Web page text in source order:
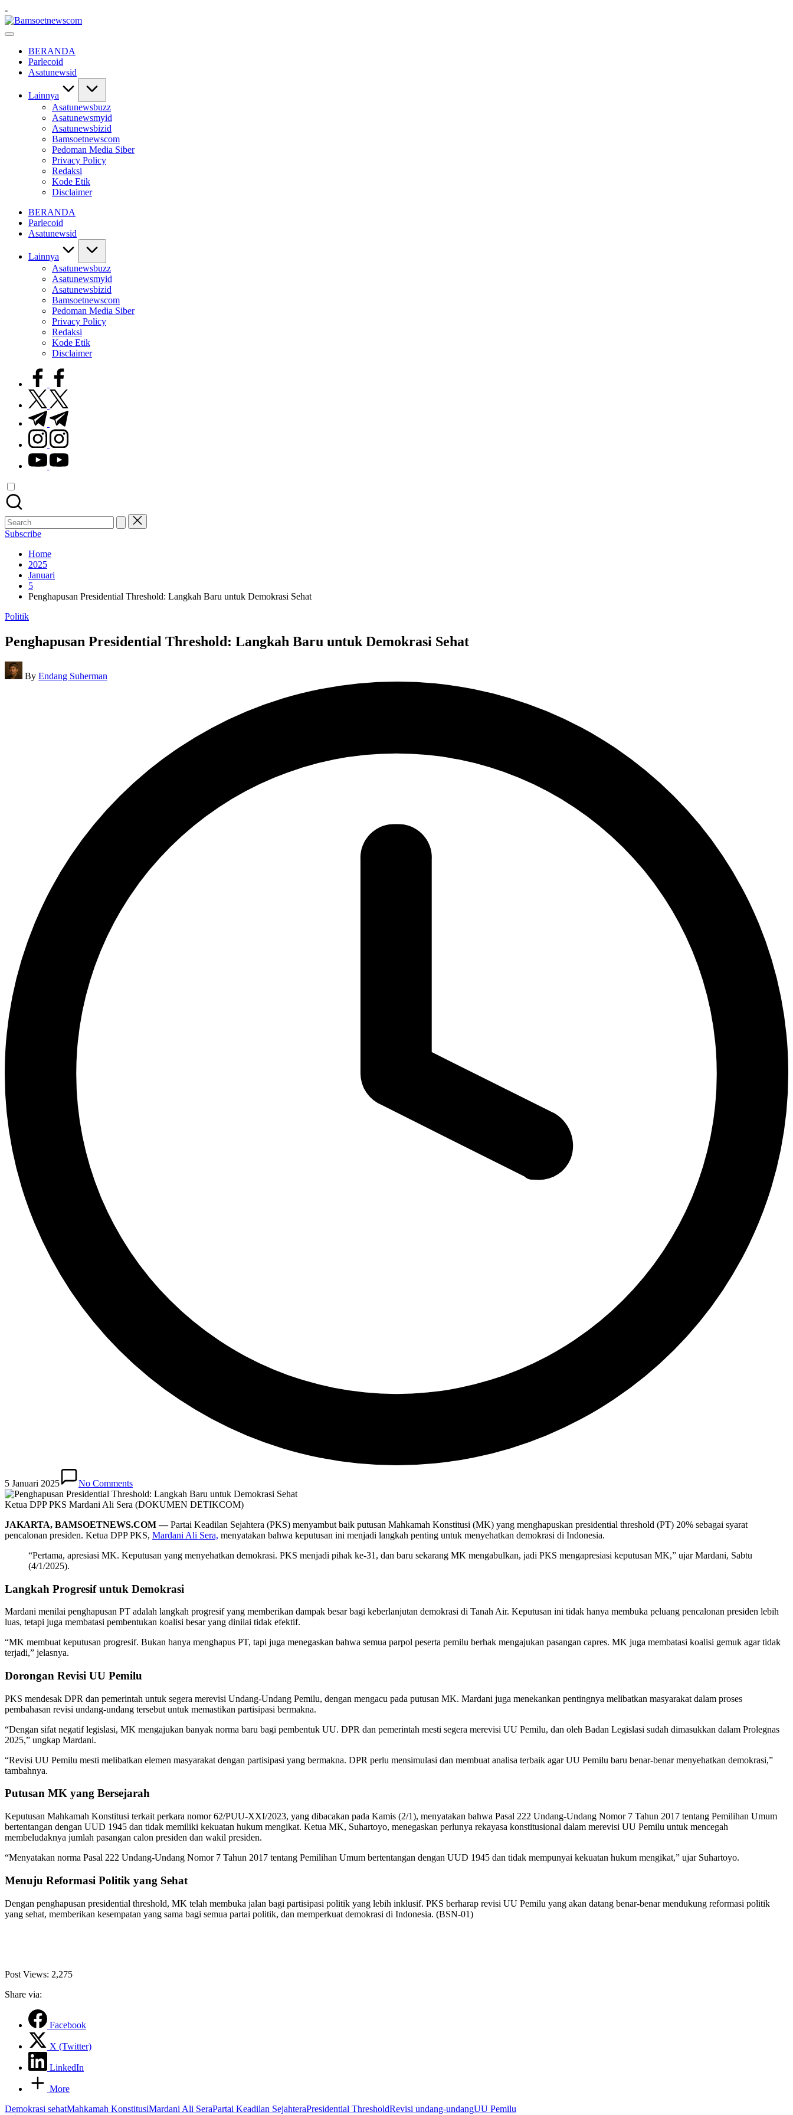
Skip
to
content
-
Bamsoetnewscom
Berita
MobilitasBERANDA
Parlecoid
Asatunewsid
Lainnya
Asatunewsbuzz
Asatunewsmyid
Asatunewsbizid
Bamsoetnewscom
Pedoman Media Siber
Privacy Policy
Redaksi
Kode Etik
Disclaimer
BERANDA
Parlecoid
Asatunewsid
Lainnya
Asatunewsbuzz
Asatunewsmyid
Asatunewsbizid
Bamsoetnewscom
Pedoman Media Siber
Privacy Policy
Redaksi
Kode Etik
Disclaimer
facebook.com
twitter.com
t.me
instagram.com
youtube.com
Search
for:
Subscribe
Home
2025
Januari
5
Penghapusan Presidential Threshold: Langkah Baru untuk Demokrasi Sehat
Posted
Politik
Penghapusan Presidential Threshold: Langkah Baru untuk Demokrasi Sehat
Posted
by
By Endang Suherman
5 Januari 2025 No Comments
Ketua DPP PKS Mardani Ali Sera (DOKUMEN DETIKCOM)
JAKARTA, BAMSOETNEWS.COM —Partai Keadilan Sejahtera (PKS) menyambut baik putusan Mahkamah Konstitusi (MK) yang menghapuskan presidential threshold (PT) 20% sebagai syarat
pencalonan presiden. Ketua DPP PKS, Mardani Ali Sera, menyatakan bahwa keputusan ini menjadi langkah penting untuk menyehatkan demokrasi di Indonesia.
“Pertama, apresiasi MK. Keputusan yang menyehatkan demokrasi. PKS menjadi pihak ke-31, dan baru sekarang MK mengabulkan, jadi PKS mengapresiasi keputusan MK,” ujar Mardani, Sabtu
(4/1/2025).
Langkah Progresif untuk Demokrasi
Mardani menilai penghapusan PT adalah langkah progresif yang memberikan dampak besar bagi keberlanjutan demokrasi di Tanah Air. Keputusan ini tidak hanya membuka peluang pencalonan presiden lebih
luas, tetapi juga membatasi pembentukan koalisi besar yang dinilai tidak efektif.
“MK membuat keputusan progresif. Bukan hanya menghapus PT, tapi juga menegaskan bahwa semua parpol peserta pemilu berhak mengajukan pasangan capres. MK juga membatasi koalisi gemuk agar tidak
terjadi,” jelasnya.
Dorongan Revisi UU Pemilu
PKS mendesak DPR dan pemerintah untuk segera merevisi Undang-Undang Pemilu, dengan mengacu pada putusan MK. Mardani juga menekankan pentingnya melibatkan masyarakat dalam proses
pembahasan revisi undang-undang tersebut untuk memastikan partisipasi bermakna.
“Dengan sifat negatif legislasi, MK mengajukan banyak norma baru bagi pembentuk UU. DPR dan pemerintah mesti segera merevisi UU Pemilu, dan oleh Badan Legislasi sudah dimasukkan dalam Prolegnas
2025,” ungkap Mardani.
“Revisi UU Pemilu mesti melibatkan elemen masyarakat dengan partisipasi yang bermakna. DPR perlu mensimulasi dan membuat analisa terbaik agar UU Pemilu baru benar-benar menyehatkan demokrasi,”
tambahnya.
Putusan MK yang Bersejarah
Keputusan Mahkamah Konstitusi terkait perkara nomor 62/PUU-XXI/2023, yang dibacakan pada Kamis (2/1), menyatakan bahwa Pasal 222 Undang-Undang Nomor 7 Tahun 2017 tentang Pemilihan Umum
bertentangan dengan UUD 1945 dan tidak memiliki kekuatan hukum mengikat. Ketua MK, Suhartoyo, menegaskan perlunya rekayasa konstitusional dalam merevisi UU Pemilu untuk mencegah
membeludaknya jumlah pasangan calon presiden dan wakil presiden.
“Menyatakan norma Pasal 222 Undang-Undang Nomor 7 Tahun 2017 tentang Pemilihan Umum bertentangan dengan UUD 1945 dan tidak mempunyai kekuatan hukum mengikat,” ujar Suhartoyo.
Menuju Reformasi Politik yang Sehat
Dengan penghapusan presidential threshold, MK telah membuka jalan bagi partisipasi politik yang lebih inklusif. PKS berharap revisi UU Pemilu yang akan datang benar-benar mendukung reformasi politik
yang sehat, memberikan kesempatan yang sama bagi semua partai politik, dan memperkuat demokrasi di Indonesia. (BSN-01)
Post Views: 2,275
Share via:
Facebook
X (Twitter)
LinkedIn
More
Tags:
Demokrasi sehatMahkamah KonstitusiMardani Ali SeraPartai Keadilan SejahteraPresidential ThresholdRevisi undang-undangUU Pemilu